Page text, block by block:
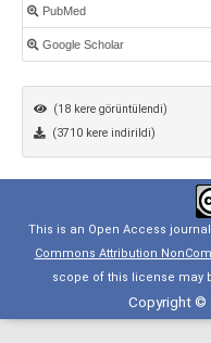
PubMed
Google Scholar
(18 kere görüntülendi)
(3710 kere indirildi)
This is an Open Access
Commons Attribution
scope of this license may
Copyright ©